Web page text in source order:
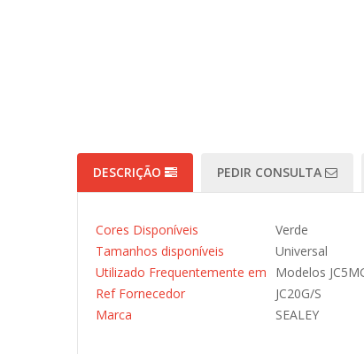
DESCRIÇÃO PEDIR CONSULTA
Cores Disponíveis
Verde
Tamanhos disponíveis
Universal
Utilizado Frequentemente em
Modelos
Ref Fornecedor
JC20G/S
Marca
SEALEY